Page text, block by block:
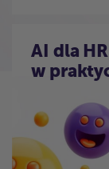
AI dla
w